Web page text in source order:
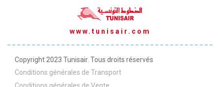
www.tunisair.com
Copyright 2023 Tunisair. Tous droits réservés
Conditions générales de Transport